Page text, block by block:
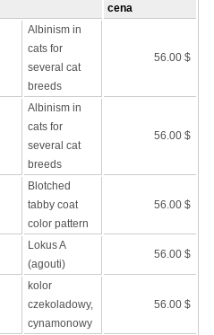
cena
Albinism in
cats for
several cat
breeds
56.00 $
Albinism in
cats for
several cat
breeds
56.00 $
Blotched
tabby coat
color pattern
56.00 $
Lokus A
(agouti)
56.00 $
kolor
czekoladowy,
cynamonowy
56.00 $